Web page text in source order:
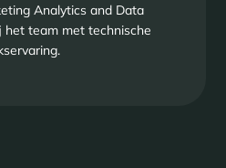
Analytics and Data
het team met technische